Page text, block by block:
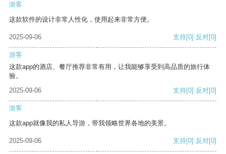
游客
这款软件的设计非常人性化，使用起来非常方便。
2025-09-06 支持[0] 反对[0]
游客
这款app的酒店、餐厅推荐非常有用，让我能够享受到高品质的旅行体
验。
2025-09-06
支持[0] 反对[0]
游客
这款app就像我的私人导游，带我领略世界各地的美景。
2025-09-06 支持[0] 反对[0]